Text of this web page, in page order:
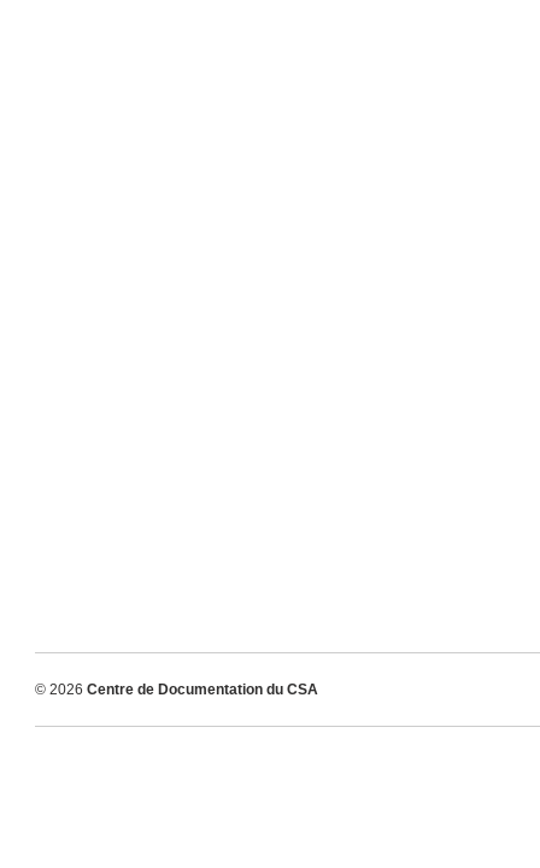
© 2026 Centre de Documentation du CSA